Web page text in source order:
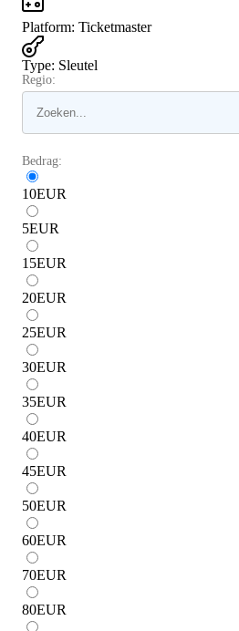
Platform: Ticketmaster
Type: Sleutel
Regio:
Bedrag:
10EUR
5EUR
15EUR
20EUR
25EUR
30EUR
35EUR
40EUR
45EUR
50EUR
60EUR
70EUR
80EUR